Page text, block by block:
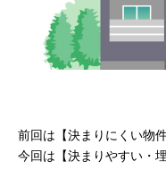
前回は【決まりにくい物
今回は【決まりやすい・